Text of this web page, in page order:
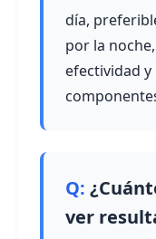
día,
por la
efectividad
ver